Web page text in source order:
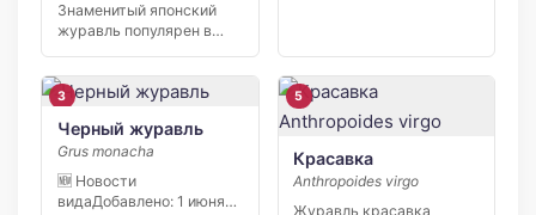
Знаменитый японский
журавль популярен в
символизмом, […]
3
Черный журавль
Grus monacha
🆕 Новости
видаДобавлено: 1 июня
5
Красавка
Anthropoides virgo
Журавль красавка